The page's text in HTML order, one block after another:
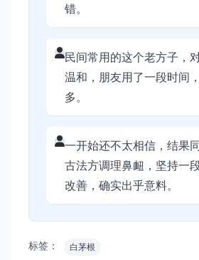
错。
民间常用的这个老方子，
温和，朋友用了一段时间
多。
一开始还不太相信，结果
古法方调理鼻衄，坚持一
改善，确实出乎意料。
标签： 白茅根